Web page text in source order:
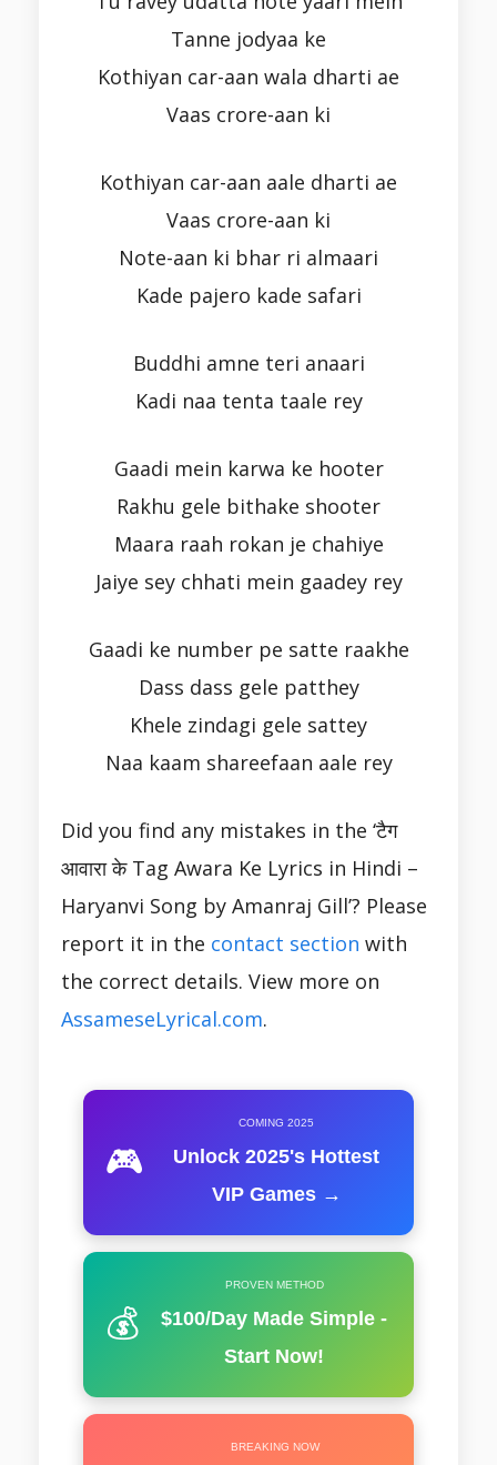
Tanne jodyaa ke
Kothiyan car-aan wala dharti ae
Vaas crore-aan ki
Kothiyan car-aan aale dharti ae
Vaas crore-aan ki
Note-aan ki bhar ri almaari
Kade pajero kade safari
Buddhi amne teri anaari
Kadi naa tenta taale rey
Gaadi mein karwa ke hooter
Rakhu gele bithake shooter
Maara raah rokan je chahiye
Jaiye sey chhati mein gaadey rey
Gaadi ke number pe satte raakhe
Dass dass gele patthey
Khele zindagi gele sattey
Naa kaam shareefaan aale rey
Did you find any mistakes in the ‘टैग
आवारा के Tag Awara Ke Lyrics in Hindi –
Haryanvi Song by Amanraj Gill’? Please
report it in the contact section with
the correct details. View more on
AssameseLyrical.com.
🎮
COMING 2025
Unlock 2025's Hottest
VIP Games →
💰
PROVEN METHOD
$100/Day Made Simple -
Start Now!
BREAKING NOW